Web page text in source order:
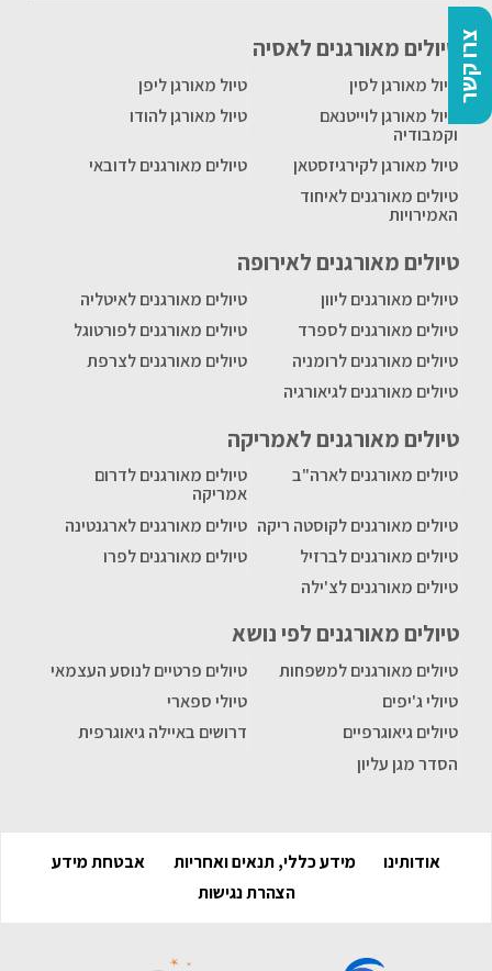
צרו קשר טיולים מאורגנים לאסיה
טיול מאורגן לסין
טיול מאורגן ליפן
טיול מאורגן לוייטנאם
וקמבודיה
טיול מאורגן להודו
טיול מאורגן לקירגיזסטאן
טיולים מאורגנים לדובאי
טיולים מאורגנים לאיחוד
האמירויות
טיולים מאורגנים לאירופה
טיולים מאורגנים ליוון
טיולים מאורגנים לאיטליה
טיולים מאורגנים לספרד
טיולים מאורגנים לפורטוגל
טיולים מאורגנים לרומניה
טיולים מאורגנים לצרפת
טיולים מאורגנים לגיאורגיה
טיולים מאורגנים לאמריקה
טיולים מאורגנים לארה"ב
טיולים מאורגנים לדרום
אמריקה
טיולים מאורגנים לקוסטה ריקה טיולים מאורגנים לארגנטינה
טיולים מאורגנים לברזיל
טיולים מאורגנים לפרו
טיולים מאורגנים לצ'ילה
טיולים מאורגנים לפי נושא
טיולים מאורגנים למשפחות
טיולים פרטיים לנוסע העצמאי
טיולי ג'יפים
טיולי ספארי
טיולים גיאוגרפיים
דרושים באיילה גיאוגרפית
הסדר מגן עליון
אודותינו מידע כללי, תנאים ואחריות
אבטחת מידע
הצהרת נגישות